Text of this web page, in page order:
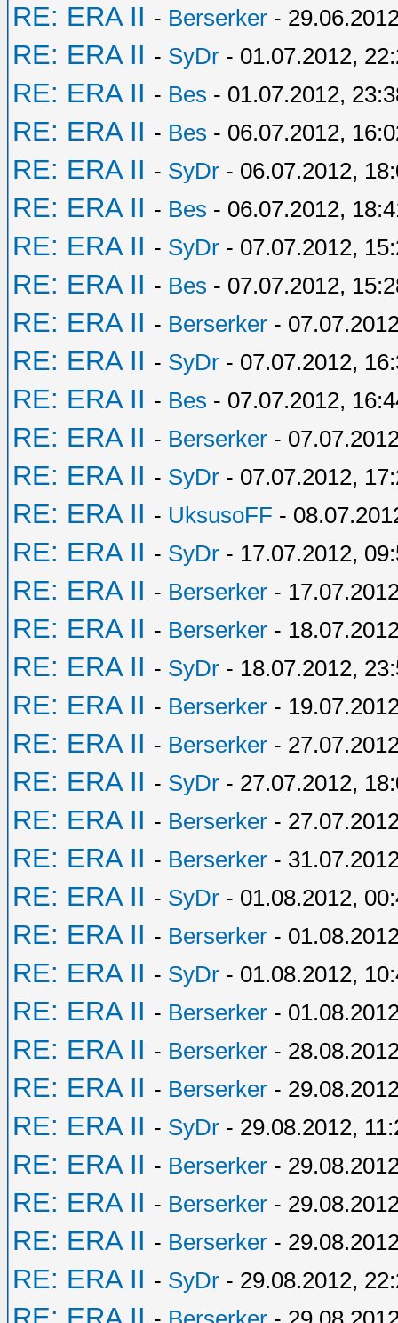
RE: ERA II - Berserker -
RE: ERA II - SyDr - 01.07.2012,
RE: ERA II - Bes - 01.07.2012,
RE: ERA II - Bes - 06.07.2012,
RE: ERA II - SyDr - 06.07.2012,
RE: ERA II - Bes - 06.07.2012,
RE: ERA II - SyDr - 07.07.2012,
RE: ERA II - Bes - 07.07.2012,
RE: ERA II - Berserker -
RE: ERA II - SyDr - 07.07.2012,
RE: ERA II - Bes - 07.07.2012,
RE: ERA II - Berserker -
RE: ERA II - SyDr - 07.07.2012,
RE: ERA II - UksusoFF -
RE: ERA II - SyDr - 17.07.2012,
RE: ERA II - Berserker -
RE: ERA II - Berserker -
RE: ERA II - SyDr - 18.07.2012,
RE: ERA II - Berserker -
RE: ERA II - Berserker -
RE: ERA II - SyDr - 27.07.2012,
RE: ERA II - Berserker -
RE: ERA II - Berserker -
RE: ERA II - SyDr - 01.08.2012,
RE: ERA II - Berserker -
RE: ERA II - SyDr - 01.08.2012,
RE: ERA II - Berserker -
RE: ERA II - Berserker -
RE: ERA II - Berserker -
RE: ERA II - SyDr - 29.08.2012,
RE: ERA II - Berserker -
RE: ERA II - Berserker -
RE: ERA II - Berserker -
RE: ERA II - SyDr - 29.08.2012,